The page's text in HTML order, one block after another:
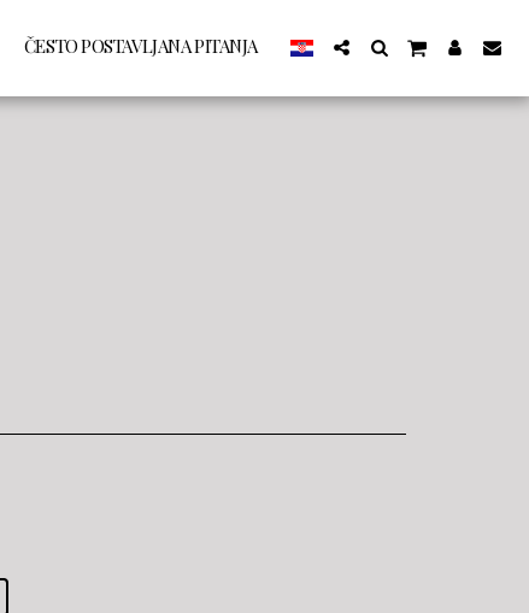
ČESTO POSTAVLJANA PITANJA